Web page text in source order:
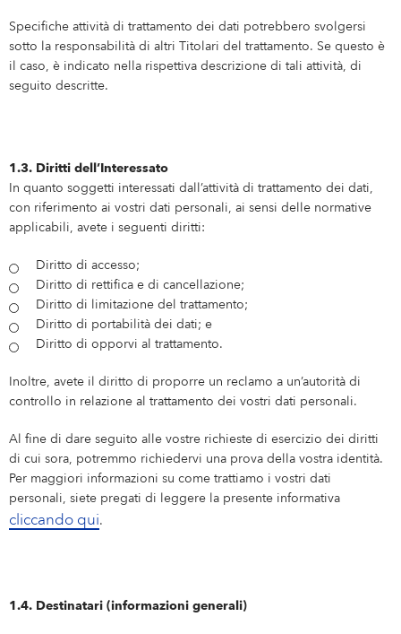
Specifiche attività di trattamento dei dati potrebbero svolgersi
sotto la responsabilità di altri Titolari del trattamento. Se questo è
il caso, è indicato nella rispettiva descrizione di tali attività, di
seguito descritte.
1.3. Diritti dell’Interessato
In quanto soggetti interessati dall’attività di trattamento dei dati,
con riferimento ai vostri dati personali, ai sensi delle normative
applicabili, avete i seguenti diritti:
Diritto di accesso;
Diritto di rettifica e di cancellazione;
Diritto di limitazione del trattamento;
Diritto di portabilità dei dati; e
Diritto di opporvi al trattamento.
Inoltre, avete il diritto di proporre un reclamo a un’autorità di
controllo in relazione al trattamento dei vostri dati personali.
Al fine di dare seguito alle vostre richieste di esercizio dei diritti
di cui sora, potremmo richiedervi una prova della vostra identità.
Per maggiori informazioni su come trattiamo i vostri dati
personali, siete pregati di leggere la presente informativa
cliccando qui.
1.4. Destinatari (informazioni generali)